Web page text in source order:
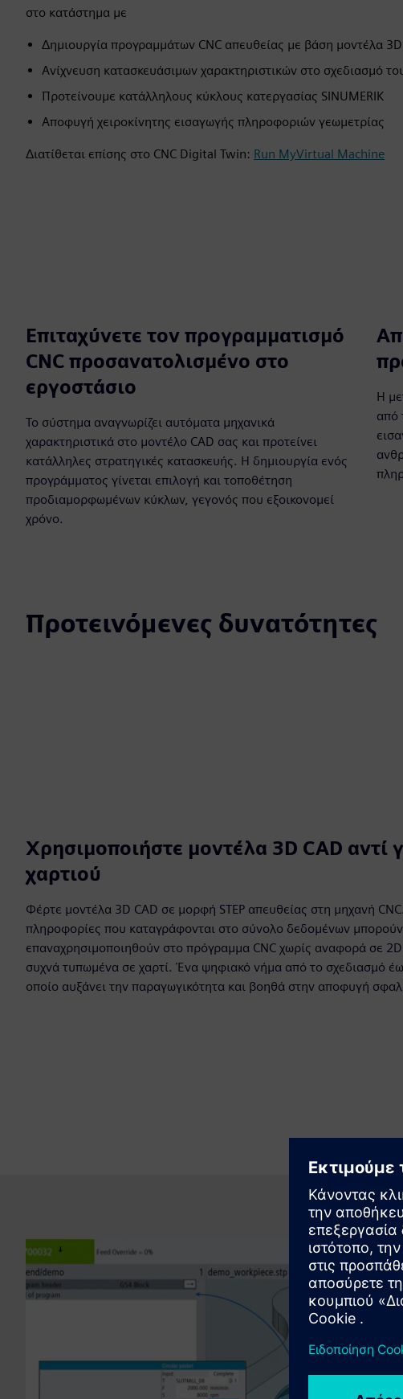
στο κατάστημα με
Δημιουργία προγραμμάτων CNC απευθείας με βάση μοντέλα 3D
Ανίχνευση κατασκευάσιμων χαρακτηριστικών στο σχεδιασμό
Προτείνουμε κατάλληλους κύκλους κατεργασίας SINUMERIK
Αποφυγή χειροκίνητης εισαγωγής πληροφοριών γεωμετρίας
Διατίθεται επίσης στο CNC Digital Twin: Run MyVirtual Machine
Επιταχύνετε τον προγραμματισμό
CNC προσανατολισμένο στο
εργοστάσιο
Το σύστημα αναγνωρίζει αυτόματα μηχανικά
χαρακτηριστικά στο μοντέλο CAD σας και προτείνει
κατάλληλες στρατηγικές κατασκευής. Η δημιουργία ενός
προγράμματος γίνεται επιλογή και τοποθέτηση
προδιαμορφωμένων κύκλων, γεγονός που εξοικονομεί
χρόνο.
Η
από
Προτεινόμενες δυνατότητες
Χρησιμοποιήστε μοντέλα 3D CAD αντί
χαρτιού
Φέρτε μοντέλα 3D CAD σε μορφή STEP απευθείας στη μηχανή
πληροφορίες που καταγράφονται στο σύνολο δεδομένων
επαναχρησιμοποιηθούν στο πρόγραμμα CNC χωρίς αναφορά σε 2D
συχνά τυπωμένα σε χαρτί. Ένα ψηφιακό νήμα από το σχεδιασμό
οποίο αυξάνει την παραγωγικότητα και βοηθά στην αποφυγή